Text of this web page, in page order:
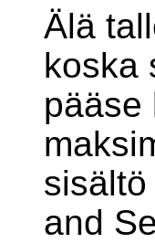
Älä
koska
pääse
and